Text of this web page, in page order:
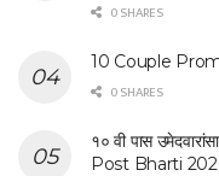
0 SHARES
10 Couple
0 SHARES
१० वी पास
Post Bharti